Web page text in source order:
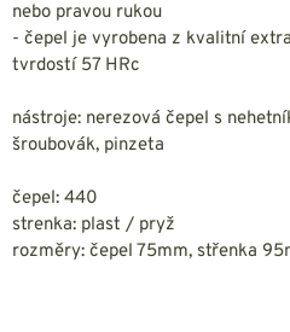
nebo pravou rukou
- čepel je vyrobena z kvalitní
tvrdostí 57 HRc
nástroje: nerezová čepel s
šroubovák, pinzeta
čepel: 440
strenka: plast / pryž
rozměry: čepel 75mm, střenka